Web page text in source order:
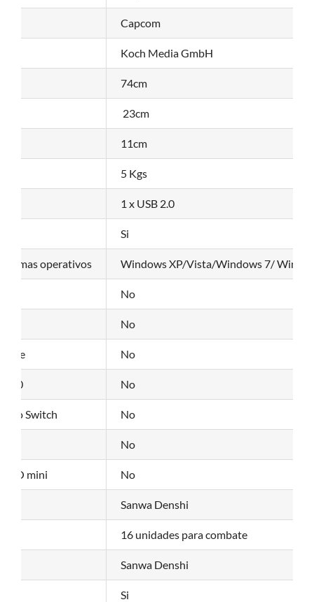
Capcom
Koch Media GmbH
74cm
23cm
11cm
5 Kgs
1 x USB 2.0
Si
operativos Windows XP/Vista/Windows 7/
No
No
One No
360 No
Switch No
No
mini No
Sanwa Denshi
16 unidades para combate
Sanwa Denshi
Si